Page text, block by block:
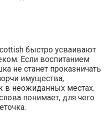
быстро усваивают
Если воспитанием
не станет проказничать
имущества,
в неожиданных местах.
понимает, для чего